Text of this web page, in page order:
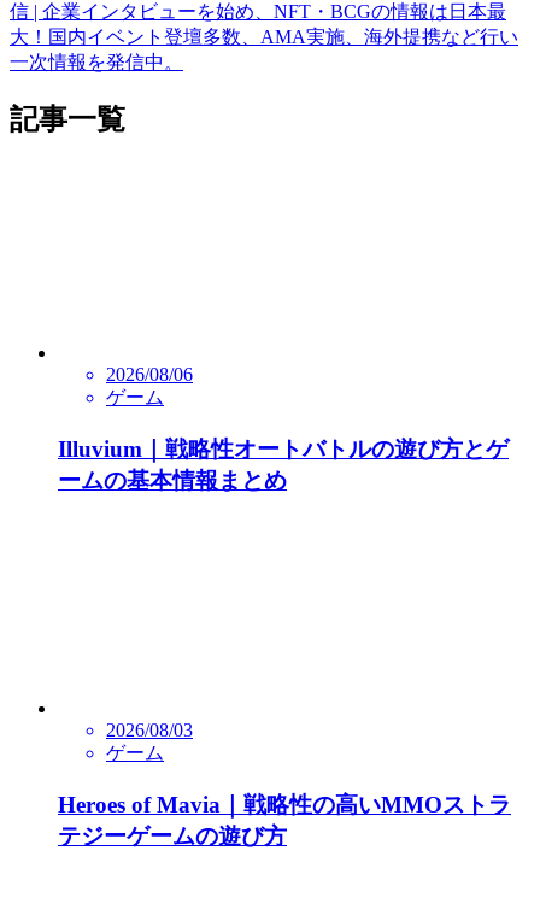
信 | 企業インタビューを始め、NFT・BCGの情報は日本最
大！国内イベント登壇多数、AMA実施、海外提携など行い
一次情報を発信中。
記事一覧
2026/08/06
ゲーム
Illuvium｜戦略性オートバトルの遊び方とゲ
ームの基本情報まとめ
2026/08/03
ゲーム
Heroes of Mavia｜戦略性の高いMMOストラ
テジーゲームの遊び方